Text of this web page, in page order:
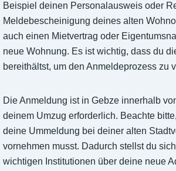
Beispiel deinen Personalausweis oder
Meldebescheinigung deines alten
auch einen Mietvertrag oder
neue Wohnung. Es ist wichtig, dass du
bereithältst, um den Anmeldeprozess zu
Die Anmeldung ist in Gebze innerhalb
deinem Umzug erforderlich. Beachte
deine Ummeldung bei deiner alten
vornehmen musst. Dadurch stellst du
wichtigen Institutionen über deine neue